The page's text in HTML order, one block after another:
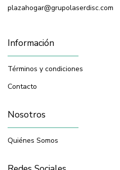
plazahogar@grupolaserdisc.com
Información
Términos y condiciones
Contacto
Nosotros
Quiénes Somos